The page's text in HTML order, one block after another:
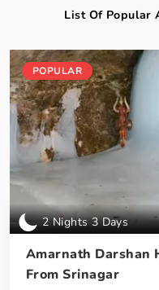
List Of Popular
POPULAR
2 Nights 3 Days
Amarnath Darshan
From Srinagar